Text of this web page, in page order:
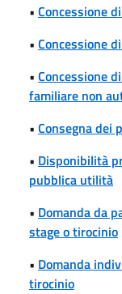
• Concessione
• Concessione
• Concessione
familiare non
• Consegna dei
• Disponibilità
pubblica utilità
• Domanda da
stage o tirocinio
• Domanda
tirocinio